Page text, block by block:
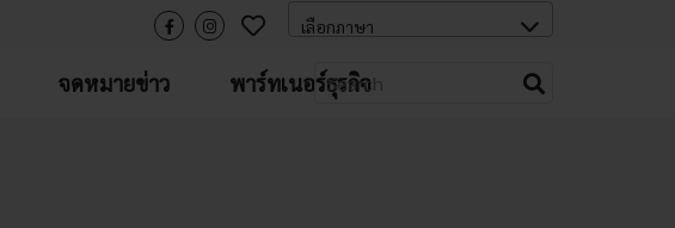
จดหมายข่าว พาร์ทเนอร์ธุรกิจ